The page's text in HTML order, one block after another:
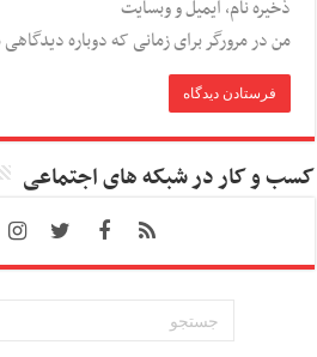
ذخیره نام، ایمیل و وبسایت
من در مرورگر برای زمانی که دوباره
کسب و کار در شبکه های اجتماعی